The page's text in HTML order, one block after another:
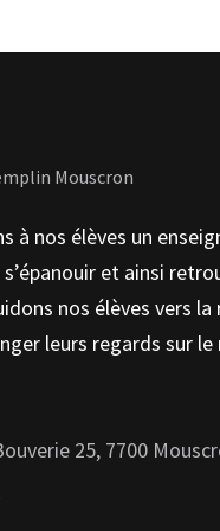
à nos élèves un
et ainsi
nos élèves vers la
leurs regards sur le
25, 7700